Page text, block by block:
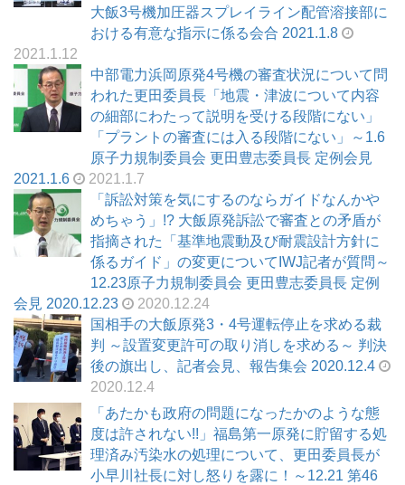
大飯3号機加圧器スプレイライン配管溶接部に
おける有意な指示に係る会合 2021.1.8
2021.1.12
中部電力浜岡原発4号機の審査状況について問
われた更田委員長「地震・津波について内容
の細部にわたって説明を受ける段階にない」
「プラントの審査には入る段階にない」～1.6
原子力規制委員会 更田豊志委員長 定例会見
2021.1.6
2021.1.7
「訴訟対策を気にするのならガイドなんかや
めちゃう」!? 大飯原発訴訟で審査との矛盾が
指摘された「基準地震動及び耐震設計方針に
係るガイド」の変更についてIWJ記者が質問～
12.23原子力規制委員会 更田豊志委員長 定例
会見 2020.12.23
2020.12.24
国相手の大飯原発3・4号運転停止を求める裁
判 ～設置変更許可の取り消しを求める～ 判決
後の旗出し、記者会見、報告集会 2020.12.4
2020.12.4
「あたかも政府の問題になったかのような態
度は許されない!!」福島第一原発に貯留する処
理済み汚染水の処理について、更田委員長が
小早川社長に対し怒りを露に！～12.21 第46